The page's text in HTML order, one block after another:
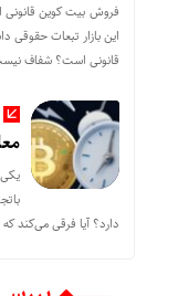
فروش بیت کوین قانونی
این بازار تبعات حقوقی
قانونی است؟ شفاف
دارد؟ آیا فرقی می‌کند